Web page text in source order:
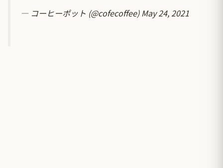
— コーヒーポット (@cofecoffee)May 24, 2021